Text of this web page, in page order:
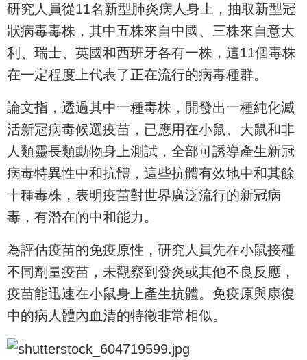
研究人員從11名新型肺炎病人身上，抽取新型冠
狀病毒毒株，其中五株來自中國、三株來自意大
利、瑞士、英國和西班牙各有一株，這11個毒株
在一定程度上代表了正在流行的病毒種群。
論文指，透過其中一種毒株，開發出一種純化滅
活新冠病毒候選疫苗，已應用在小鼠、大鼠和非
人類靈長類動物身上測試，全部可誘導產生新冠
病毒特異性中和抗體，這些抗體有效地中和其餘
十種毒株，表明疫苗對世界廣泛流行的新冠病
毒，有潛在的中和能力。
為評估疫苗的免疫原性，研究人員先在小鼠接種
不同劑量疫苗，未觀察到發炎或其他不良反應，
疫苗能迅速在小鼠身上產生抗體。免疫原與康復
中的病人體內血清的特徵非常相似。